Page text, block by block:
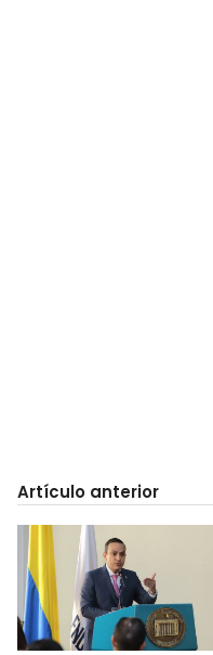
Artículo anterior